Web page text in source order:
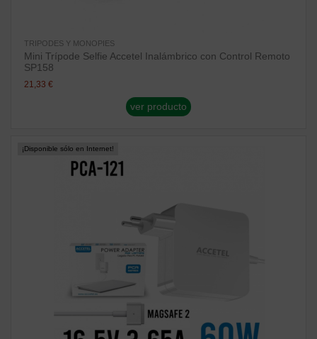
TRIPODES Y MONOPIES
Mini Trípode Selfie Accetel Inalámbrico con Control Remoto
SP158
21,33 €
ver producto
¡Disponible sólo en Internet!